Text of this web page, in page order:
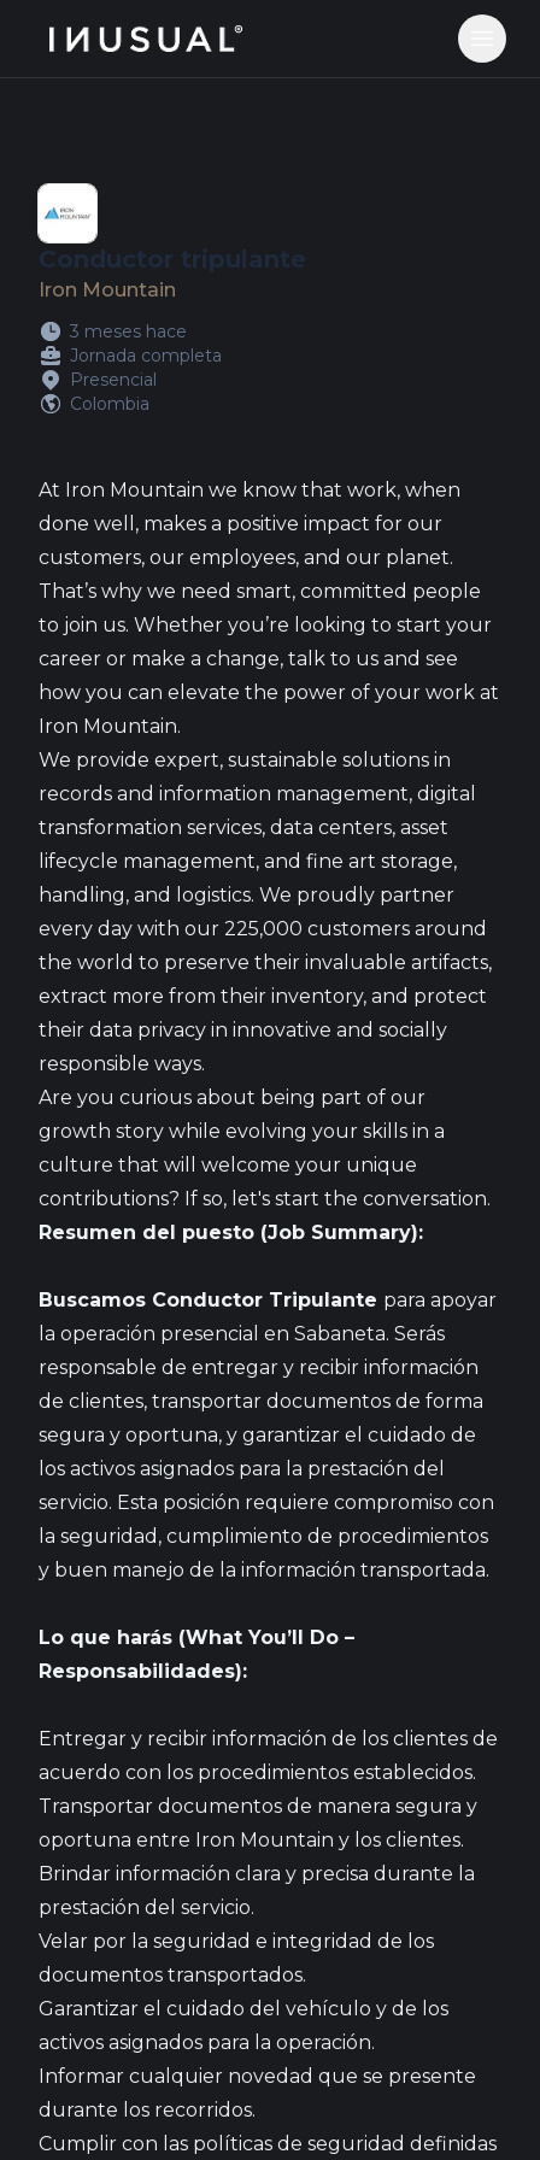
jobs.inusual.com
Conductor tripulante
Iron Mountain
3 meses hace
Jornada completa
Presencial
Colombia
At Iron Mountain we know that work, when
done well, makes a positive impact for our
customers, our employees, and our planet.
That’s why we need smart, committed people
to join us. Whether you’re looking to start your
career or make a change, talk to us and see
how you can elevate the power of your work at
Iron Mountain.
We provide expert, sustainable solutions in
records and information management, digital
transformation services, data centers, asset
lifecycle management, and fine art storage,
handling, and logistics. We proudly partner
every day with our 225,000 customers around
the world to preserve their invaluable artifacts,
extract more from their inventory, and protect
their data privacy in innovative and socially
responsible ways.
Are you curious about being part of our
growth stor​y while evolving your skills in a
culture that will welcome your unique
contributions? If so, let's start the conversation.
Resumen del puesto (Job Summary):
Buscamos Conductor Tripulante para apoyar
la operación presencial en Sabaneta. Serás
responsable de entregar y recibir información
de clientes, transportar documentos de forma
segura y oportuna, y garantizar el cuidado de
los activos asignados para la prestación del
servicio. Esta posición requiere compromiso con
la seguridad, cumplimiento de procedimientos
y buen manejo de la información transportada.
Lo que harás (What You’ll Do –
Responsabilidades):
Entregar y recibir información de los clientes de
acuerdo con los procedimientos establecidos.
Transportar documentos de manera segura y
oportuna entre Iron Mountain y los clientes.
Brindar información clara y precisa durante la
prestación del servicio.
Velar por la seguridad e integridad de los
documentos transportados.
Garantizar el cuidado del vehículo y de los
activos asignados para la operación.
Informar cualquier novedad que se presente
durante los recorridos.
Cumplir con las políticas de seguridad definidas